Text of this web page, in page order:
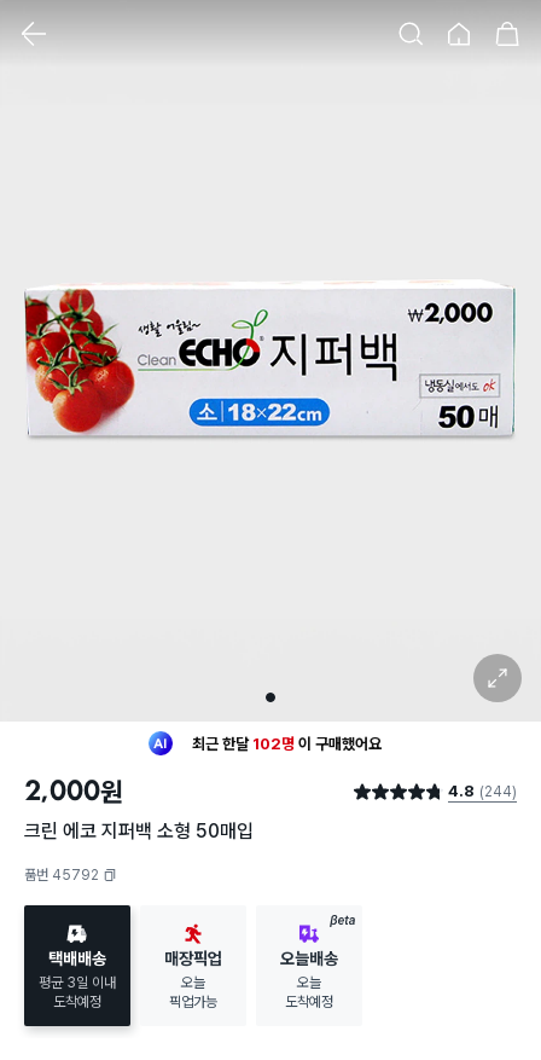
1
확대 보기
최근 한달 102명 이 구매했어요
구매했어요
2,000원 별점 4.8점 4.8 (244)
크린 에코 지퍼백 소형 50매입
품번 45792
택배배송
평균 3일 이내
도착예정
매장픽업
오늘
픽업가능
BETA
오늘배송
오늘
도착예정